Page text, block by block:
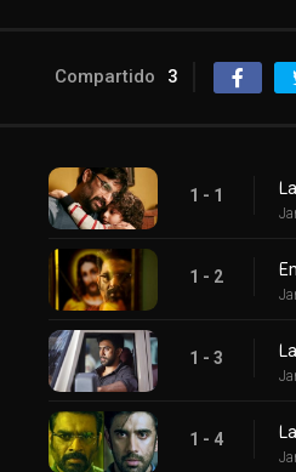
Compartido 3
1 - 1
1 - 2
1 - 3
1 - 4